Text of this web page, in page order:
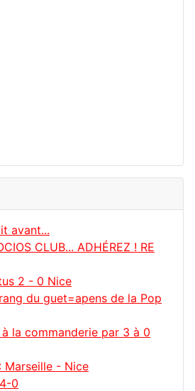
avant...
CLUB... ADHÉREZ ! RE
2 - 0 Nice
du guet=apens de la Pop
la commanderie par 3 à 0
Marseille - Nice
0